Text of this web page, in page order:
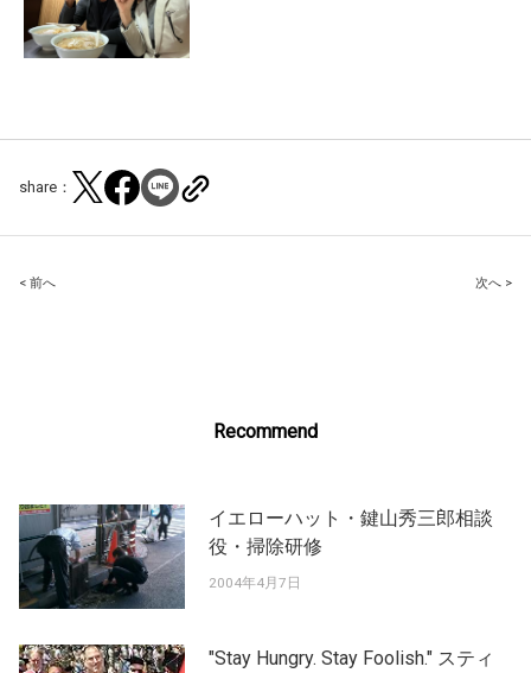
share：
Post
< 前へ 次へ >
Recommend
イエローハット・鍵山秀三郎相談
役・掃除研修
2004年4月7日
"Stay Hungry. Stay Foolish." スティ